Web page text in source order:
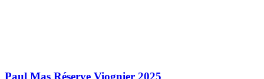
Paul Mas Réserve Viognier 2025